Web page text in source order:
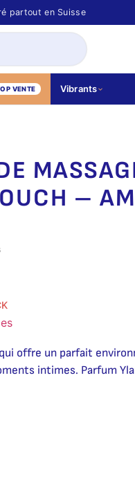
partout en Suisse
VENTE Vibrants
–
offre un parfait
intimes. Parfum